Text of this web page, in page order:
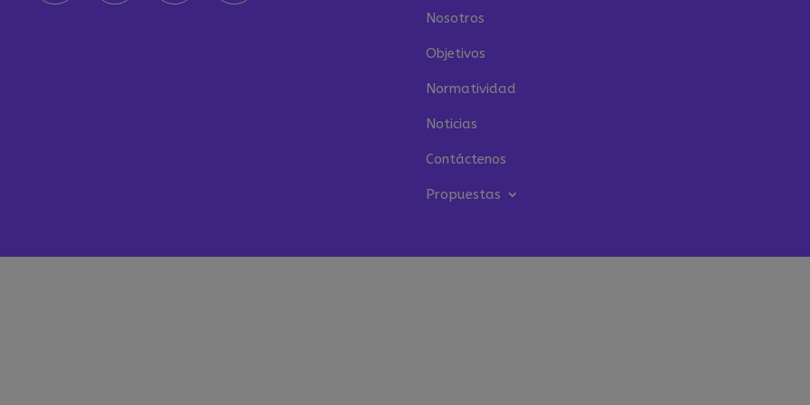
Nosotros
Objetivos
Normatividad
Noticias
Contáctenos
Propuestas